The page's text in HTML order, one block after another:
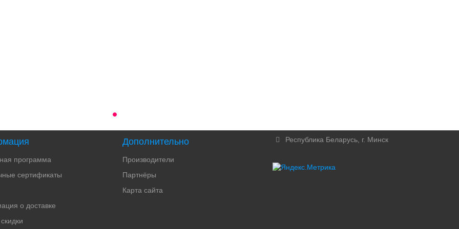
программа
сертификаты
о доставке
Дополнительно
Производители
Партнёры
Карта сайта
Республика Беларусь, г. Минск